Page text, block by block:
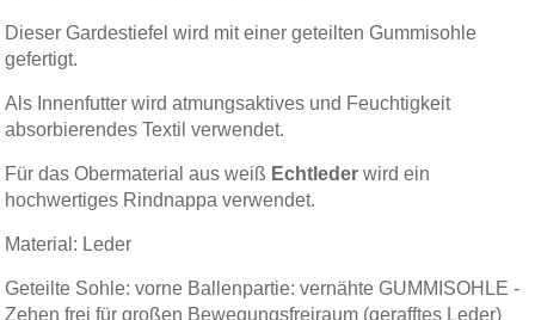
Dieser Gardestiefel wird mit einer geteilten Gummisohle
gefertigt.
Als Innenfutter wird atmungsaktives und Feuchtigkeit
absorbierendes Textil verwendet.
Für das Obermaterial aus weiß Echtleder wird ein
hochwertiges Rindnappa verwendet.
Material: Leder
Geteilte Sohle: vorne Ballenpartie: vernähte GUMMISOHLE -
Zehen frei für großen Bewegungsfreiraum (gerafftes Leder)